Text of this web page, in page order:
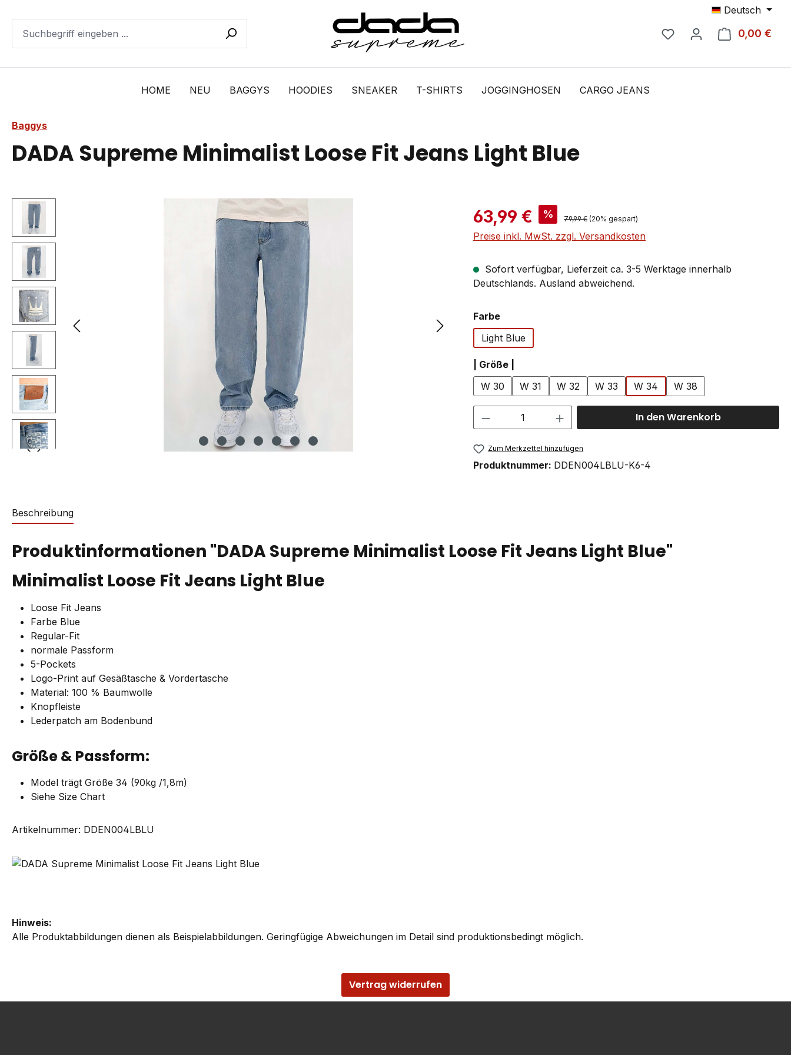
Deutsch
0,00 €
HOME NEU BAGGYS HOODIES SNEAKER T-SHIRTS JOGGINGHOSEN CARGO JEANS
Baggys
Hinweis:
Alle Produktabbildungen dienen als Beispielabbildungen. Geringfügige Abweichungen im Detail sind produktionsbedingt möglich.
DADA Supreme Minimalist Loose Fit Jeans Light Blue
Bildergalerie überspringen Verkaufspreis:
63,99 € % Regulärer Preis:
79,99 € (20% gespart)
Preise inkl. MwSt. zzgl. Versandkosten
Sofort verfügbar, Lieferzeit ca. 3-5 Werktage innerhalb
Deutschlands. Ausland abweichend.
Farbeauswählen
Light Blue
| Größe |
W 30
W 31 W 32 W 33 W 34 W 38
Produkt Anzahl: Gib den gewünschten Wert
In den Warenkorb
Zum Merkzettel hinzufügen
Produktnummer: DDEN004LBLU-K6-4
Beschreibung
Produktinformationen "DADA Supreme Minimalist Loose Fit Jeans Light Blue"
Minimalist Loose Fit Jeans Light Blue
Loose Fit Jeans
Farbe Blue
Regular-Fit
normale Passform
5-Pockets
Logo-Print auf Gesäßtasche & Vordertasche
Material: 100 % Baumwolle
Knopfleiste
Lederpatch am Bodenbund
Größe & Passform:
Model trägt Größe 34 (90kg /1,8m)
Siehe Size Chart
Artikelnummer: DDEN004LBLU
Vertrag widerrufen